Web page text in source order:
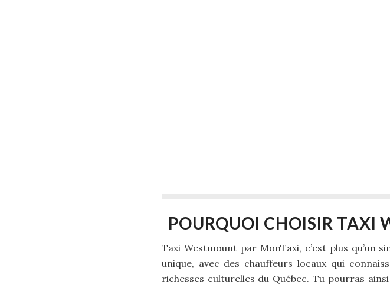
POURQUOI CHOISIR TAXI
Taxi Westmount par MonTaxi, c’est plus qu’un
unique, avec des chauffeurs locaux qui
richesses culturelles du Québec. Tu pourras